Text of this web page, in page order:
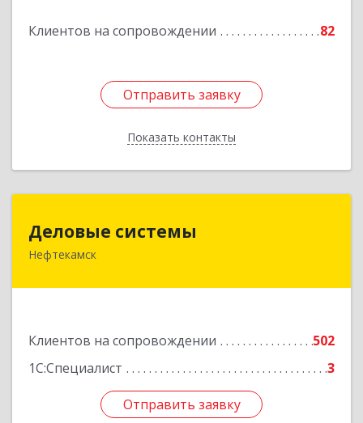
Клиентов на сопровождении 82
Отправить заявку
Показать контакты
Подробнее
Отправить заявку
Назад
Деловые системы
Нефтекамск
Клиентов на сопровождении
502
1С:Специалист
3
Отправить заявку
452689, Башкортостан Респ, Нефтекамск г,
Отправить заявку